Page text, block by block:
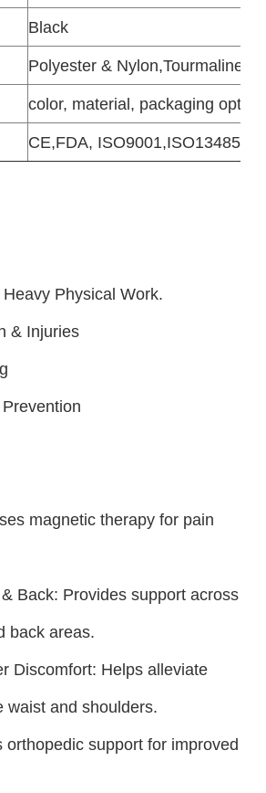
Black
Polyester &
color, material, packaging
CE,FDA, ISO9001,ISO13485
Physical Work.
& Injuries
magnetic therapy for pain
Back: Provides support across
back areas.
Discomfort: Helps alleviate
waist and shoulders.
orthopedic support for improved